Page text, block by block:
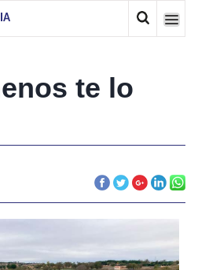
te lo